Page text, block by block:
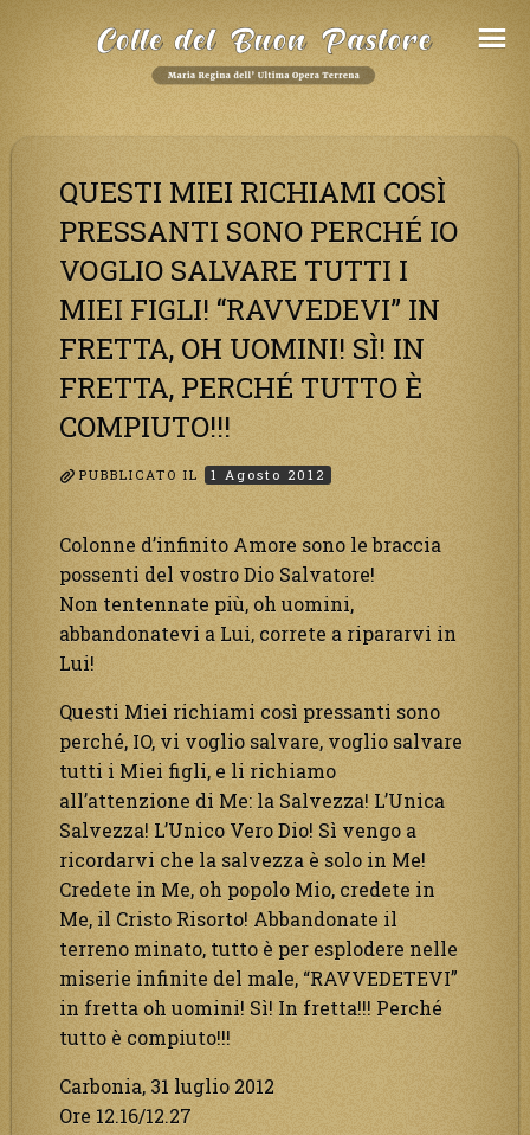
QUESTI MIEI RICHIAMI COSÌ
PRESSANTI SONO PERCHÉ IO
VOGLIO SALVARE TUTTI I
MIEI FIGLI! “RAVVEDEVI” IN
FRETTA, OH UOMINI! SÌ! IN
FRETTA, PERCHÉ TUTTO È
COMPIUTO!!!
PUBBLICATO IL 1 Agosto 2012
Colonne d’infinito Amore sono le braccia
possenti del vostro Dio Salvatore!
Non tentennate più, oh uomini,
abbandonatevi a Lui, correte a ripararvi in
Lui!
Questi Miei richiami così pressanti sono
perché, IO, vi voglio salvare, voglio salvare
tutti i Miei figli, e li richiamo
all’attenzione di Me: la Salvezza! L’Unica
Salvezza! L’Unico Vero Dio! Sì vengo a
ricordarvi che la salvezza è solo in Me!
Credete in Me, oh popolo Mio, credete in
Me, il Cristo Risorto! Abbandonate il
terreno minato, tutto è per esplodere nelle
miserie infinite del male, “RAVVEDETEVI”
in fretta oh uomini! Sì! In fretta!!! Perché
tutto è compiuto!!!
Carbonia, 31 luglio 2012
Ore 12.16/12.27